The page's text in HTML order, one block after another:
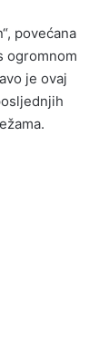
povećana
ogromnom
je ovaj